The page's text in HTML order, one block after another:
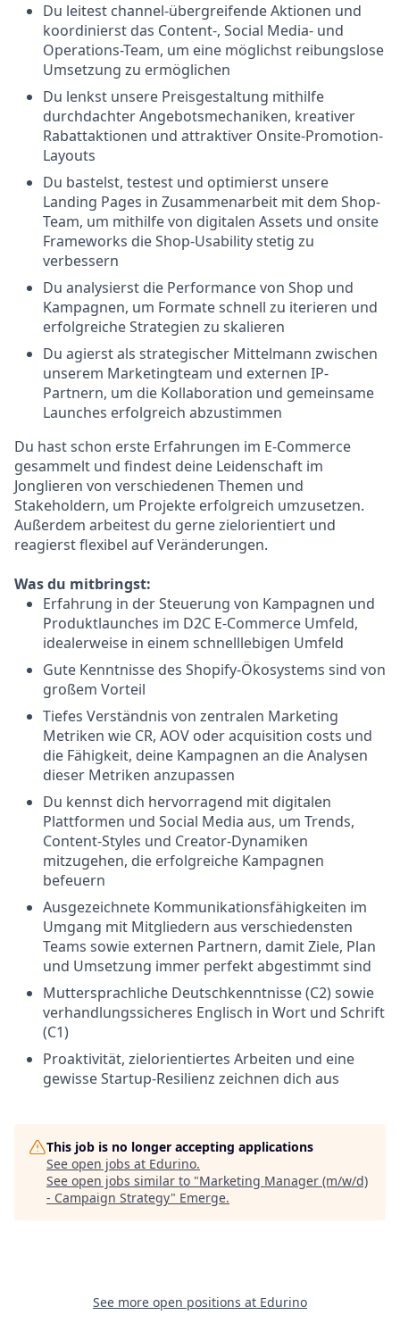
Du leitest channel-übergreifende Aktionen und
koordinierst das Content-, Social Media- und
Operations-Team, um eine möglichst reibungslose
Umsetzung zu ermöglichen
Du lenkst unsere Preisgestaltung mithilfe
durchdachter Angebotsmechaniken, kreativer
Rabattaktionen und attraktiver Onsite-Promotion-
Layouts
Du bastelst, testest und optimierst unsere
Landing Pages in Zusammenarbeit mit dem Shop-
Team, um mithilfe von digitalen Assets und onsite
Frameworks die Shop-Usability stetig zu
verbessern
Du analysierst die Performance von Shop und
Kampagnen, um Formate schnell zu iterieren und
erfolgreiche Strategien zu skalieren
Du agierst als strategischer Mittelmann zwischen
unserem Marketingteam und externen IP-
Partnern, um die Kollaboration und gemeinsame
Launches erfolgreich abzustimmen
Du hast schon erste Erfahrungen im E-Commerce
gesammelt und findest deine Leidenschaft im
Jonglieren von verschiedenen Themen und
Stakeholdern, um Projekte erfolgreich umzusetzen.
Außerdem arbeitest du gerne zielorientiert und
reagierst flexibel auf Veränderungen.
Was du mitbringst:
Erfahrung in der Steuerung von Kampagnen und
Produktlaunches im D2C E-Commerce Umfeld,
idealerweise in einem schnelllebigen Umfeld
Gute Kenntnisse des Shopify-Ökosystems sind von
großem Vorteil
Tiefes Verständnis von zentralen Marketing
Metriken wie CR, AOV oder acquisition costs und
die Fähigkeit, deine Kampagnen an die Analysen
dieser Metriken anzupassen
Du kennst dich hervorragend mit digitalen
Plattformen und Social Media aus, um Trends,
Content-Styles und Creator-Dynamiken
mitzugehen, die erfolgreiche Kampagnen
befeuern
Ausgezeichnete Kommunikationsfähigkeiten im
Umgang mit Mitgliedern aus verschiedensten
Teams sowie externen Partnern, damit Ziele, Plan
und Umsetzung immer perfekt abgestimmt sind
Muttersprachliche Deutschkenntnisse (C2) sowie
verhandlungssicheres Englisch in Wort und Schrift
(C1)
Proaktivität, zielorientiertes Arbeiten und eine
gewisse Startup-Resilienz zeichnen dich aus
This job is no longer accepting applications
See open jobs at Edurino.
See open jobs similar to "Marketing Manager (m/w/d)
- Campaign Strategy" Emerge.
See more open positions at Edurino